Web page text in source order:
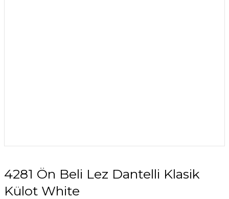
4281 Ön Beli Lez Dantelli Klasik
Külot White